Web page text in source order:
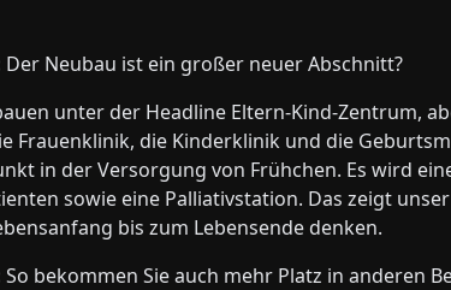
Der Neubau ist ein großer neuer Abschnitt?
unter der Headline Eltern-Kind-Zentrum,
Frauenklinik, die Kinderklinik und die
in der Versorgung von Frühchen. Es wird
sowie eine Palliativstation. Das zeigt
bis zum Lebensende denken.
So bekommen Sie auch mehr Platz in anderen